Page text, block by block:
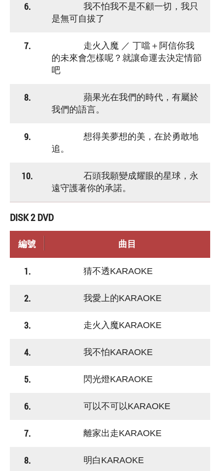
6.
我不怕我不是不顧一切，我只
是無可自拔了
7.
走火入魔 ／ 丁噹＋阿信你我
的未來會怎樣呢？就讓命運去決定情節
吧
8.
蘋果光在我們的時代，有屬於
我們的語言。
9.
想得美夢想的美，在於勇敢地
追。
10.
石頭我願變成耀眼的星球，永
遠守護著你的承諾。
DISK 2 DVD
編號 曲目
1. 猜不透KARAOKE
2. 我愛上的KARAOKE
3. 走火入魔KARAOKE
4. 我不怕KARAOKE
5. 閃光燈KARAOKE
6. 可以不可以KARAOKE
7. 離家出走KARAOKE
8. 明白KARAOKE